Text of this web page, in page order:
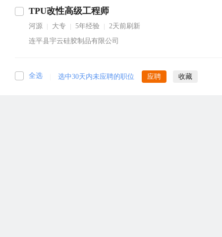
TPU改性高级工程师
河源 大专 5年经验
2天前刷新
连平县宇云硅胶制品有限公司
全选 选中30天内未应聘的职位 应聘 收藏